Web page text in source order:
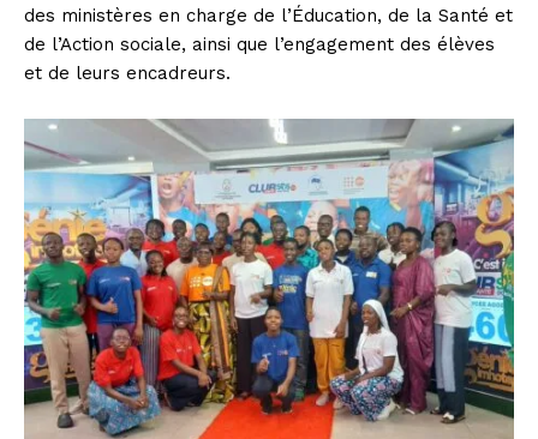
des ministères en charge de l’Éducation, de la Santé et
de l’Action sociale, ainsi que l’engagement des élèves
et de leurs encadreurs.